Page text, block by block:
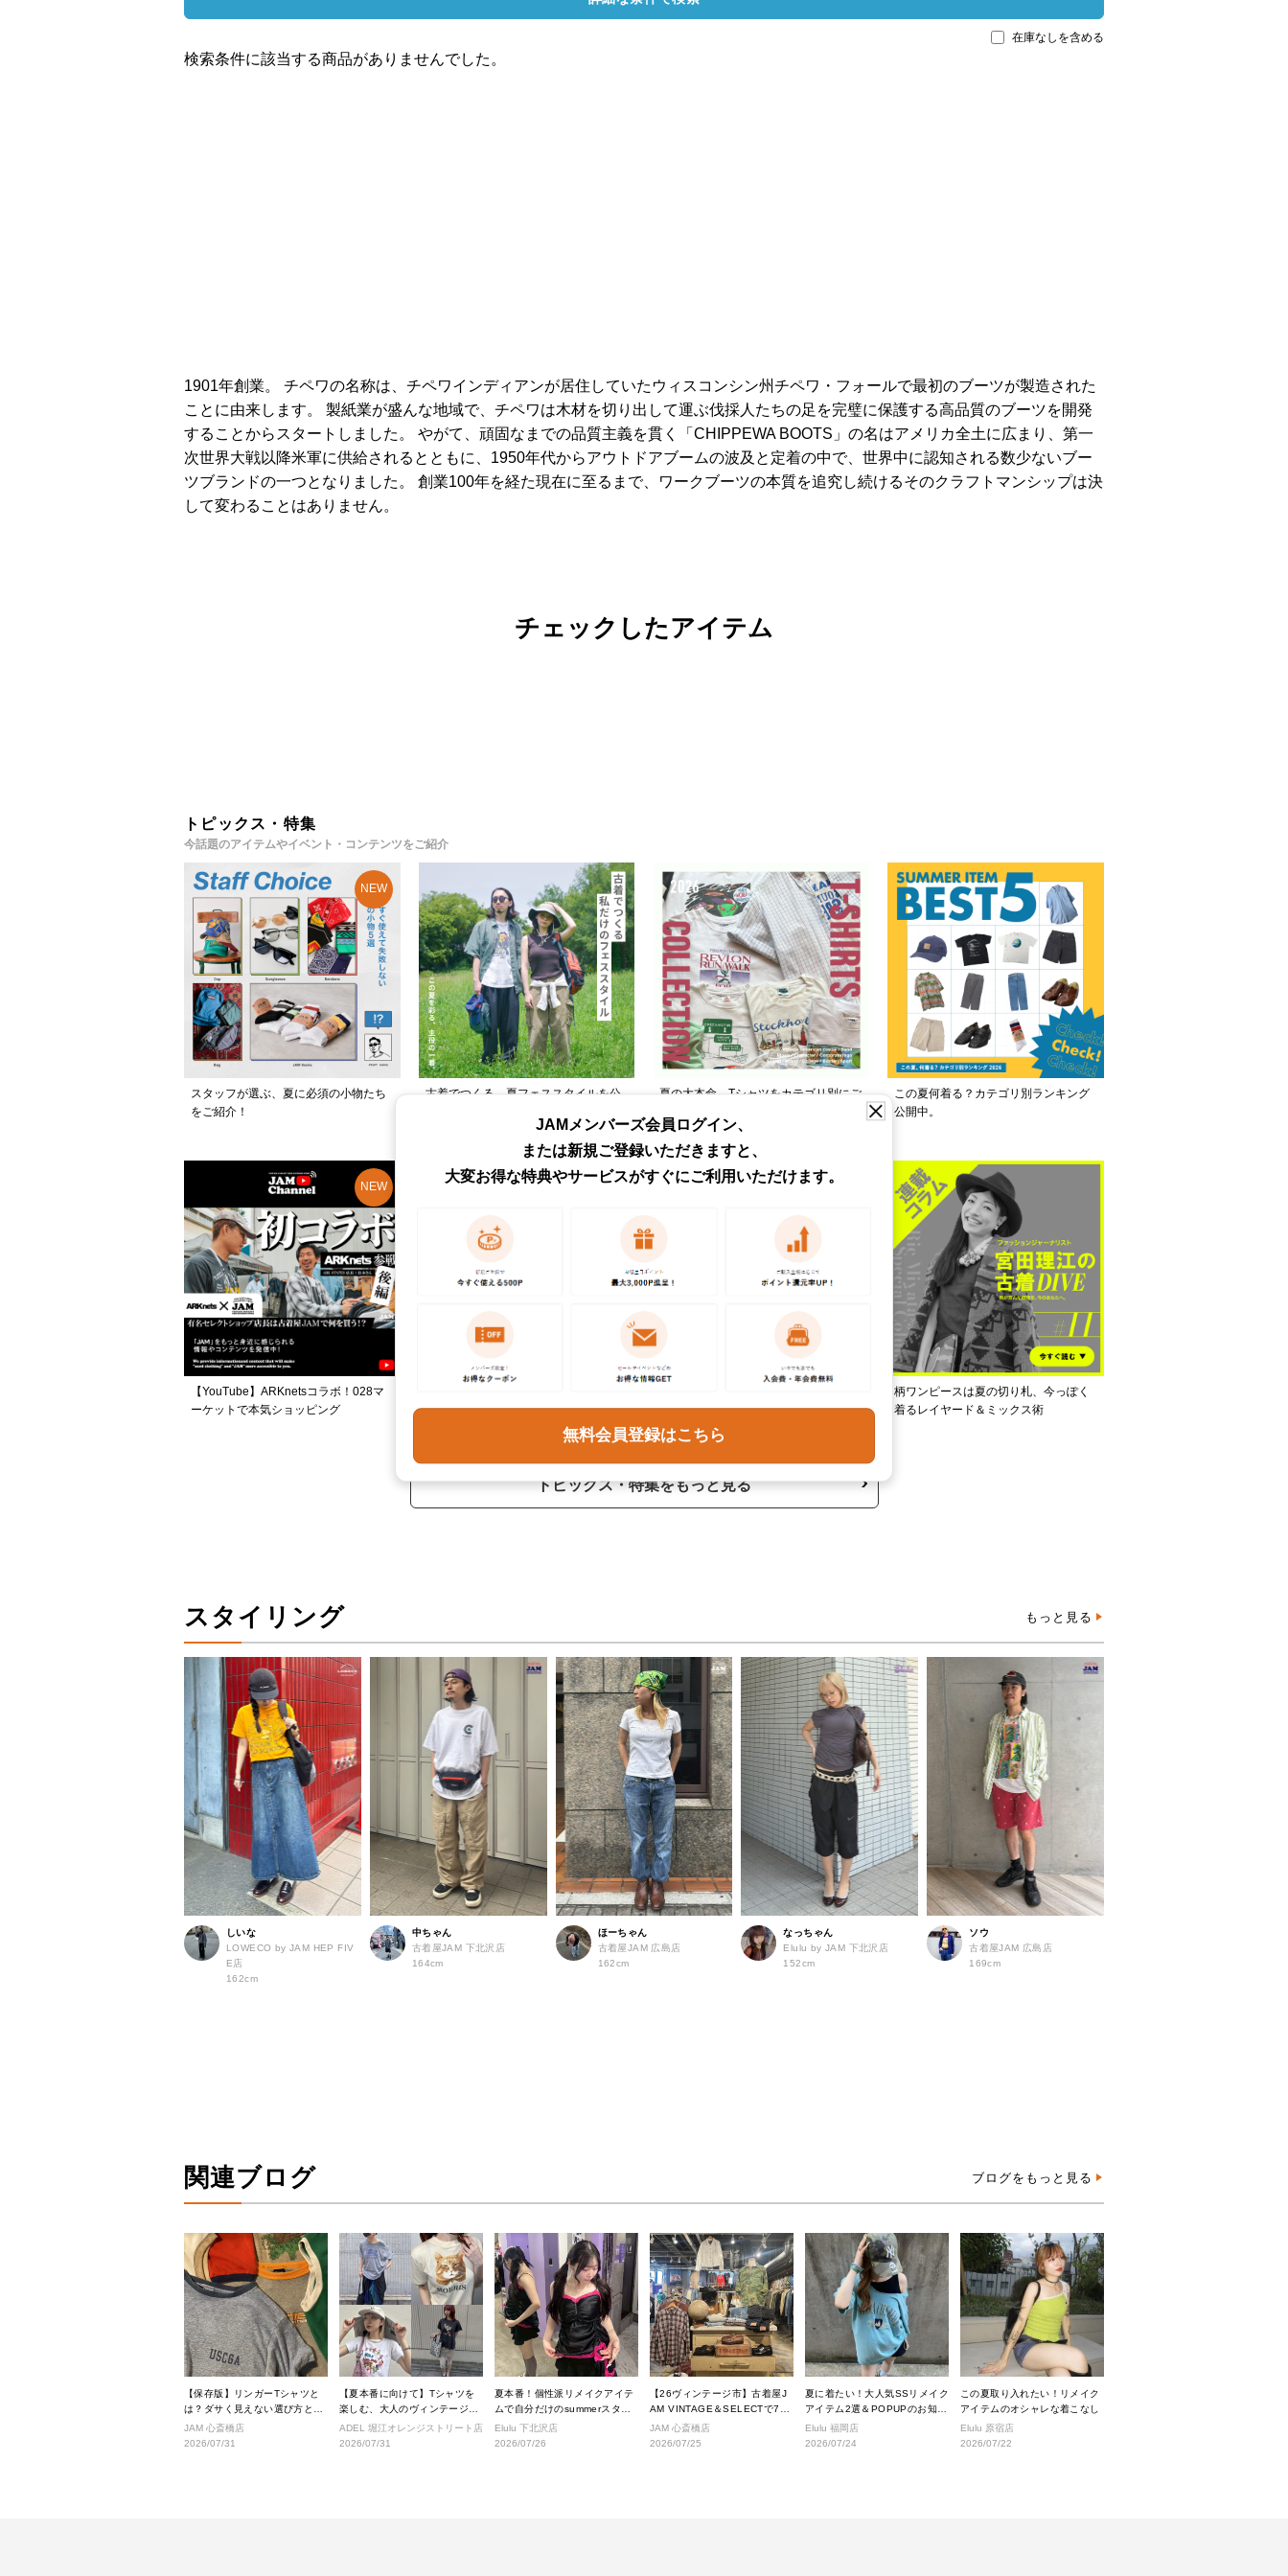
在庫なしを含める
検索条件に該当する商品がありませんでした。
1901年創業。 チペワの名称は、チペワインディアンが居住していたウィスコンシン州チペワ・フォールで最初のブーツが製造された
ことに由来します。 製紙業が盛んな地域で、チペワは木材を切り出して運ぶ伐採人たちの足を完璧に保護する高品質のブーツを開発
することからスタートしました。 やがて、頑固なまでの品質主義を貫く「CHIPPEWA BOOTS」の名はアメリカ全土に広まり、第一
次世界大戦以降米軍に供給されるとともに、1950年代からアウトドアブームの波及と定着の中で、世界中に認知される数少ないブー
ツブランドの一つとなりました。 創業100年を経た現在に至るまで、ワークブーツの本質を追究し続けるそのクラフトマンシップは決
して変わることはありません。
チェックしたアイテム
トピックス・特集
今話題のアイテムやイベント・コンテンツをご紹介
スタッフが選ぶ、夏に必須の小物たち
をご紹介！
古着でつくる、夏フェススタイルを公
夏の大本命、Tシャツをカテゴリ別にご
この夏何着る？カテゴリ別ランキング
公開中。
【YouTube】ARKnetsコラボ！028マ
ーケットで本気ショッピング
催！
た。
柄ワンピースは夏の切り札、今っぽく
着るレイヤード＆ミックス術
トピックス・特集をもっと見る
スタイリング もっと見る
しいな
LOWECO by JAM HEP FIV
E店
162cm
中ちゃん
古着屋JAM 下北沢店
164cm
ほーちゃん
古着屋JAM 広島店
162cm
なっちゃん
Elulu by JAM 下北沢店
152cm
ソウ
古着屋JAM 広島店
169cm
関連ブログ ブログをもっと見る
【保存版】リンガーTシャツと
は？ダサく見えない選び方と着
こなし完全ガイド
JAM 心斎橋店
2026/07/31
【夏本番に向けて】Tシャツを
楽しむ、大人のヴィンテージス
タイル
ADEL 堀江オレンジストリート店
2026/07/31
夏本番！個性派リメイクアイテ
ムで自分だけのsummerスタイ
ルへ！
Elulu 下北沢店
2026/07/26
【26ヴィンテージ市】古着屋J
AM VINTAGE＆SELECTで7月
に入荷されるヴィンテージアイ
テムをご紹介。
JAM 心斎橋店
2026/07/25
夏に着たい！大人気SSリメイク
アイテム2選＆POPUPのお知ら
せ
Elulu 福岡店
2026/07/24
この夏取り入れたい！リメイク
アイテムのオシャレな着こなし
Elulu 原宿店
2026/07/22
JAMメンバーズ会員ログイン、
または新規ご登録いただきますと、
大変お得な特典やサービスがすぐにご利用いただけます。
無料会員登録はこちら